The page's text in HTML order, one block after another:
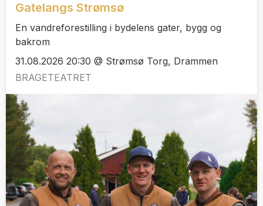
Gatelangs Strømsø
En vandreforestilling i bydelens gater, bygg og
bakrom
31.08.2026 20:30 @ Strømsø Torg, Drammen
BRAGETEATRET